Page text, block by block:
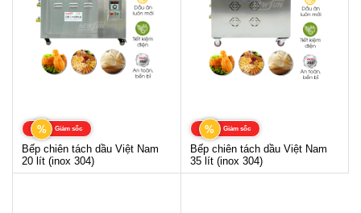
% Giảm sốc
Bếp chiên tách dầu Việt Nam
20 lít (inox 304)
% Giảm sốc
Bếp chiên tách dầu Việt Nam
35 lít (inox 304)